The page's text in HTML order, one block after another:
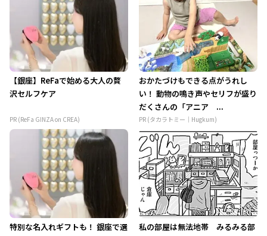
【銀座】ReFaで始める大人の贅
沢セルフケア
PR (ReFa GINZA on CREA)
おかたづけもできる点がうれし
い！ 動物の鳴き声やセリフが盛り
だくさんの「アニア ...
PR (タカラトミー｜Hugkum)
特別な名入れギフトも！ 銀座で選
私の部屋は無法地帯 みるみる部